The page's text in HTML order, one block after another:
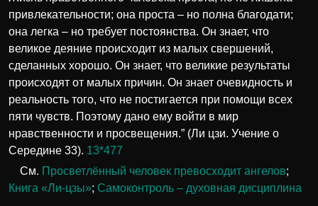
привлекательности; она проста – но полна благодати;
она легка – но требует постоянства. Он знает, что
великое деяние происходит из малых свершений,
сделанных хорошо. Он знает, что великие результаты
происходят от малых причин. Он знает очевидность и
реальность того, что не постигается при помощи всех
пяти чувств. Поэтому дано ему войти в мир
нравственности и просвещения.” (Ли цзи. Учение о
Середине 33). 13*477
См. Просветлённый человек превосходит ангелов;
Книга «Ли-цзы»; Самоконтроль – духовная дисциплина